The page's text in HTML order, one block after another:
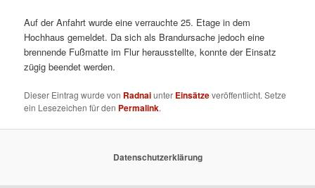
Auf der Anfahrt wurde eine verrauchte 25. Etage in dem
Hochhaus gemeldet. Da sich als Brandursache jedoch eine
brennende Fußmatte im Flur herausstellte, konnte der Einsatz
zügig beendet werden.
Dieser Eintrag wurde von Radnaiunter Einsätzeveröffentlicht. Setze
ein Lesezeichen für den Permalink.
Datenschutzerklärung